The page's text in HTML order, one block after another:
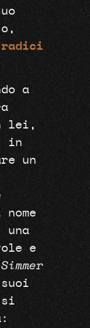
radici
a
lei,
in
un
una
e
Simmer